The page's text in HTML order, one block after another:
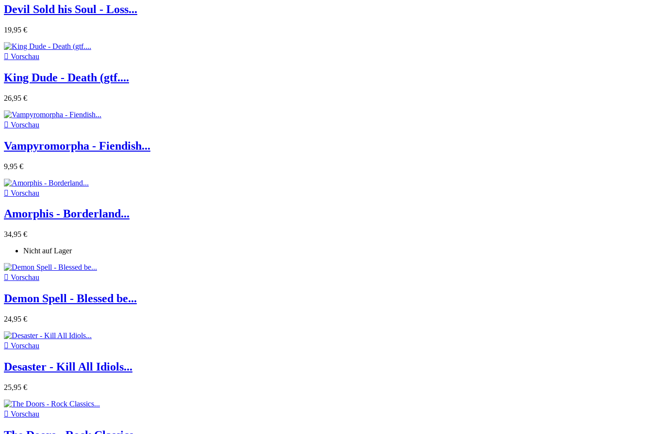
Devil Sold his Soul - Loss...
19,95 €
 Vorschau
King Dude - Death (gtf....
26,95 €
 Vorschau
Vampyromorpha - Fiendish...
9,95 €
 Vorschau
Amorphis - Borderland...
34,95 €
Nicht auf Lager
 Vorschau
Demon Spell - Blessed be...
24,95 €
 Vorschau
Desaster - Kill All Idiols...
25,95 €
 Vorschau